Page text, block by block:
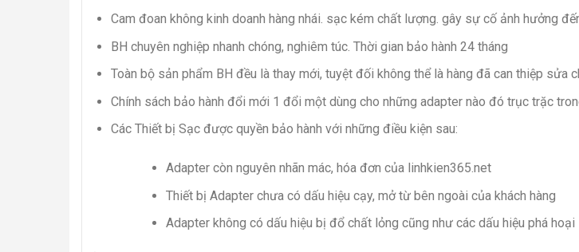
Cam đoan không kinh doanh hàng nhái. sạc kém chất lượng. gây sự cố ảnh hưởng
BH chuyên nghiệp nhanh chóng, nghiêm túc. Thời gian bảo hành 24 tháng
Toàn bộ sản phẩm BH đều là thay mới, tuyệt đối không thể là hàng đã can thiệp sửa
Chính sách bảo hành đổi mới 1 đổi một dùng cho những adapter nào đó trục trặc
Các Thiết bị Sạc được quyền bảo hành với những điều kiện sau:
Adapter còn nguyên nhãn mác, hóa đơn của linhkien365.net
Thiết bị Adapter chưa có dấu hiệu cạy, mở từ bên ngoài của khách hàng
Adapter không có dấu hiệu bị đổ chất lỏng cũng như các dấu hiệu phá hoại